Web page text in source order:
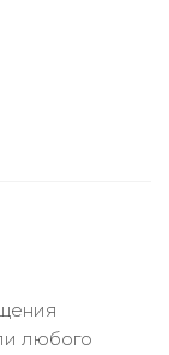
любого